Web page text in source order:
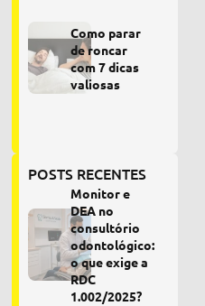
Como parar
de roncar
com 7 dicas
valiosas
POSTS RECENTES
Monitor e
DEA no
consultório
odontológico:
o que exige a
RDC
1.002/2025?